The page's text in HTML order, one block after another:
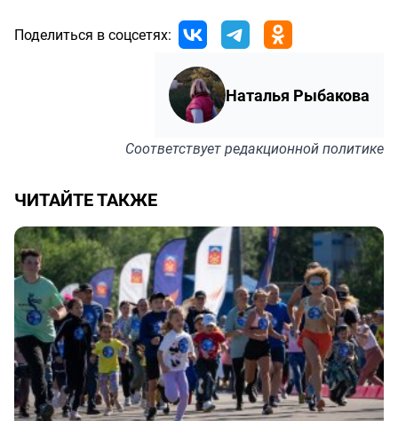
Поделиться в соцсетях:
Наталья Рыбакова
Соответствуетредакционной политике
ЧИТАЙТЕ ТАКЖЕ